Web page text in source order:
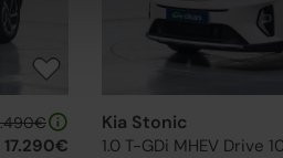
17.290€
Kia Stonic
1.0 T-GDi MHEV Drive